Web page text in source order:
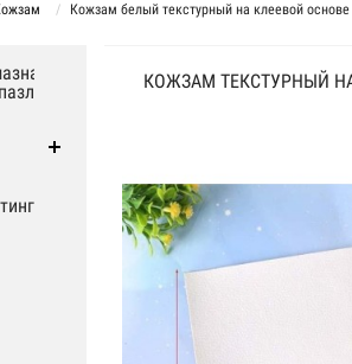
Кожзам белый текстурный на клеевой
КОЖЗАМ ТЕКСТУРНЫЙ